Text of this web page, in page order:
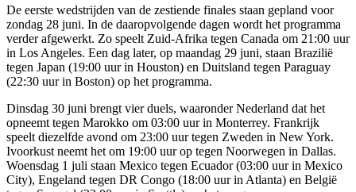
De eerste wedstrijden van de zestiende finales staan gepland voor
zondag 28 juni. In de daaropvolgende dagen wordt het programma
verder afgewerkt. Zo speelt Zuid-Afrika tegen Canada om 21:00 uur
in Los Angeles. Een dag later, op maandag 29 juni, staan Brazilië
tegen Japan (19:00 uur in Houston) en Duitsland tegen Paraguay
(22:30 uur in Boston) op het programma.
Dinsdag 30 juni brengt vier duels, waaronder Nederland dat het
opneemt tegen Marokko om 03:00 uur in Monterrey. Frankrijk
speelt diezelfde avond om 23:00 uur tegen Zweden in New York.
Ivoorkust neemt het om 19:00 uur op tegen Noorwegen in Dallas.
Woensdag 1 juli staan Mexico tegen Ecuador (03:00 uur in Mexico
City), Engeland tegen DR Congo (18:00 uur in Atlanta) en België